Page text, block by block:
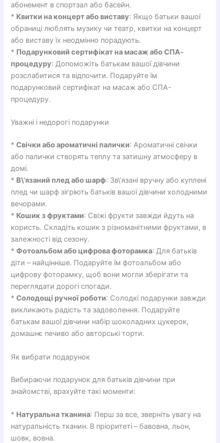
абонемент в спортзал або басейн.
* Квитки на концерт або виставу: Якщо батьки вашої
обраниці люблять музику чи театр, квитки на концерт
або виставу їх неодмінно порадують.
* Подарунковий сертифікат на масаж або СПА-
процедуру: Допоможіть батькам вашої дівчини
розслабитися та відпочити. Подаруйте їм
подарунковий сертифікат на масаж або СПА-
процедуру.
Уважні і недорогі подарунки
*Свічки або ароматичні палички: Ароматичні свічки
або палички створять теплу та затишну атмосферу в
домі.
* В\’язаний плед або шарф: Зв\’язані вручну або куплені
плед чи шарф зігріють батьків вашої дівчини холодними
вечорами.
* Кошик з фруктами: Свіжі фрукти завжди йдуть на
користь. Складіть кошик з різноманітними фруктами, в
залежності від сезону.
*Фотоальбом або цифрова фоторамка: Для батьків
діти – найцінніше. Подаруйте їм фотоальбом або
цифрову фоторамку, щоб вони могли зберігати та
переглядати дорогі спогади.
*Солодощі ручної роботи: Солодкі подарунки завжди
викликають радість та задоволення. Подаруйте
батькам вашої дівчини набір шоколадних цукерок,
домашнє печиво або авторські торти.
Як вибрати подарунок
Вибираючи подарунок для батьків дівчини при
знайомстві, врахуйте такі моменти:
* Натуральна тканина: Перш за все, зверніть увагу на
натуральність тканин. В пріоритеті – бавовна, льон,
шовк, вовна.